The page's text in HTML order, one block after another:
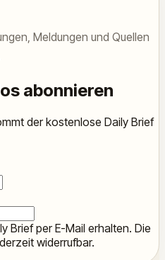
Meldungen und Quellen
abonnieren
der kostenlose Daily Brief
Brief per E-Mail erhalten. Die
widerrufbar.